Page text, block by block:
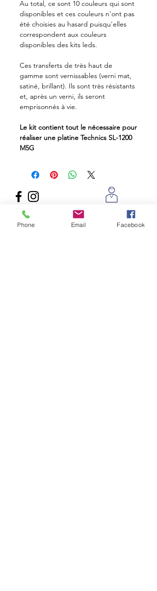
Au total, ce sont 10 couleurs qui sont
disponibles et ces couleurs n'ont pas
été choisies au hasard puisqu'elles
correspondent aux couleurs
disponibles des kits leds.
Ces transferts de très haut de
gamme sont vernissables (verni mat,
satiné, brillant). Ils sont très résistants
et, après un verni, ils seront
emprisonnés à vie.
Le kit contient tout le nécessaire pour
réaliser une platine Technics SL-1200
M5G
Suivez nous
les réseaux sociaux
Pimp Your Technics
l'histoire d'un
Phone Email Facebook